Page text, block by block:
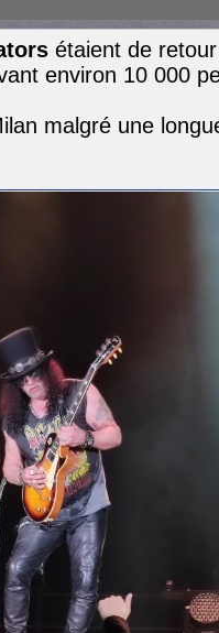
étaient de
environ 10 000
malgré une